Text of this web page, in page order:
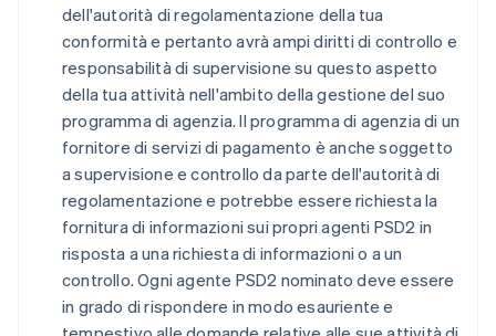
dell'autorità di regolamentazione della tua
conformità e pertanto avrà ampi diritti di controllo e
responsabilità di supervisione su questo aspetto
della tua attività nell'ambito della gestione del suo
programma di agenzia. Il programma di agenzia di un
fornitore di servizi di pagamento è anche soggetto
a supervisione e controllo da parte dell'autorità di
regolamentazione e potrebbe essere richiesta la
fornitura di informazioni sui propri agenti PSD2 in
risposta a una richiesta di informazioni o a un
controllo. Ogni agente PSD2 nominato deve essere
in grado di rispondere in modo esauriente e
Australia
English
Austria
DeutschEnglish
Belgio
NederlandsFrançaisDeutschEnglish
Brasile
Português English